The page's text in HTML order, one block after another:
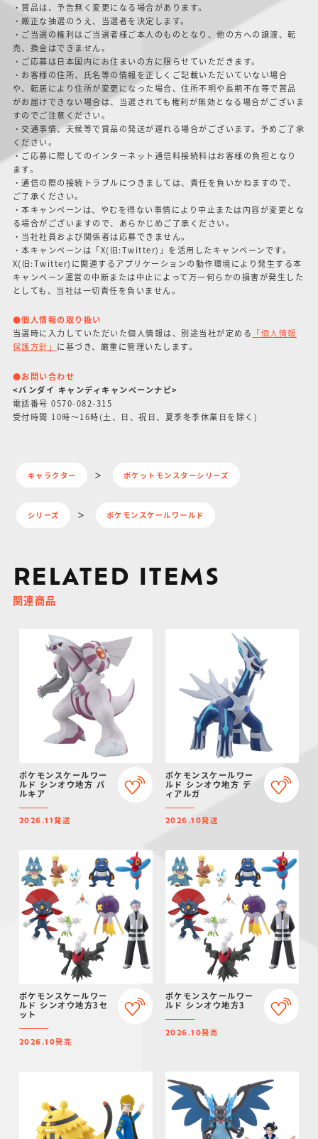
・賞品は、予告無く変更になる場合があります。
・厳正な抽選のうえ、当選者を決定します。
・ご当選の権利はご当選者様ご本人のものとなり、他の方への譲渡、転
売、換金はできません。
・ご応募は日本国内にお住まいの方に限らせていただきます。
・お客様の住所、氏名等の情報を正しくご記載いただいていない場合
や、転居により住所が変更になった場合、住所不明や長期不在等で賞品
がお届けできない場合は、当選されても権利が無効となる場合がございま
すのでご注意ください。
・交通事情、天候等で賞品の発送が遅れる場合がございます。予めご了承
ください。
・ご応募に際してのインターネット通信料接続料はお客様の負担となり
ます。
・通信の際の接続トラブルにつきましては、責任を負いかねますので、
ご了承ください。
・本キャンペーンは、やむを得ない事情により中止または内容が変更とな
る場合がございますので、あらかじめご了承ください。
・当社社員および関係者は応募できません。
・本キャンペーンは「X(旧:Twitter)」を活用したキャンペーンです。
X(旧:Twitter)に関連するアプリケーションの動作環境により発生する本
キャンペーン運営の中断または中止によって万一何らかの損害が発生した
としても、当社は一切責任を負いません。
●個人情報の取り扱い
当選時に入力していただいた個人情報は、別途当社が定める 「個人情報
保護方針」 に基づき、厳重に管理いたします。
●お問い合わせ
<バンダイ キャンディキャンペーンナビ>
電話番号 0570-082-315
受付時間 10時〜16時(土、日、祝日、夏季冬季休業日を除く)
キャラクター ポケットモンスターシリーズ
シリーズ ポケモンスケールワールド
RELATED ITEMS
関連商品
ポケモンスケールワー
ルド シンオウ地方 パ
ルキア
2026.11発送
ポケモンスケールワー
ルド シンオウ地方 デ
ィアルガ
2026.10発送
ポケモンスケールワー
ルド シンオウ地方3セ
ット
2026.10発売
ポケモンスケールワー
ルド シンオウ地方3
2026.10発売